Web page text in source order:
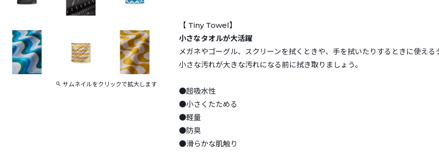
サムネイルをクリックで拡大します
【 Tiny Towel】
小さなタオルが大活躍
メガネやゴーグル、スクリーンを拭くときや、手を拭いたりするときに使える
小さな汚れが大きな汚れになる前に拭き取りましょう。
●超吸水性
●小さくたためる
●軽量
●防臭
●滑らかな肌触り